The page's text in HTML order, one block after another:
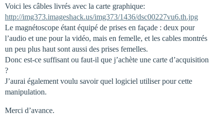
Voici les câbles livrés avec la carte graphique:
http://img373.imageshack.us/img373/1436/dsc00227vu6.th.jpg
Le magnétoscope étant équipé de prises en façade : deux pour
l’audio et une pour la vidéo, mais en femelle, et les cables montrés
un peu plus haut sont aussi des prises femelles.
Donc est-ce suffisant ou faut-il que j’achète une carte d’acquisition
?
J’aurai également voulu savoir quel logiciel utiliser pour cette
manipulation.
Merci d’avance.